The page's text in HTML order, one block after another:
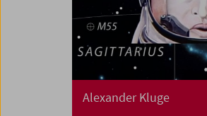
Alexander Kluge